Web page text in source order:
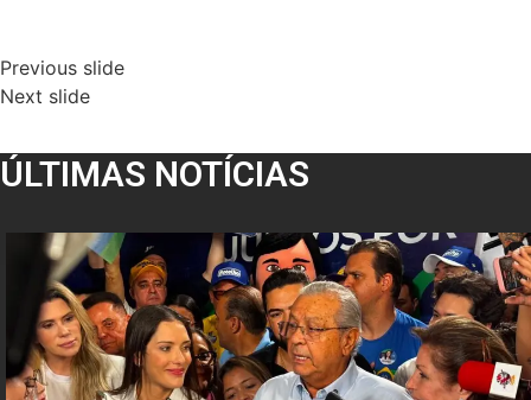
Previous slide
Next slide
ÚLTIMAS NOTÍCIAS